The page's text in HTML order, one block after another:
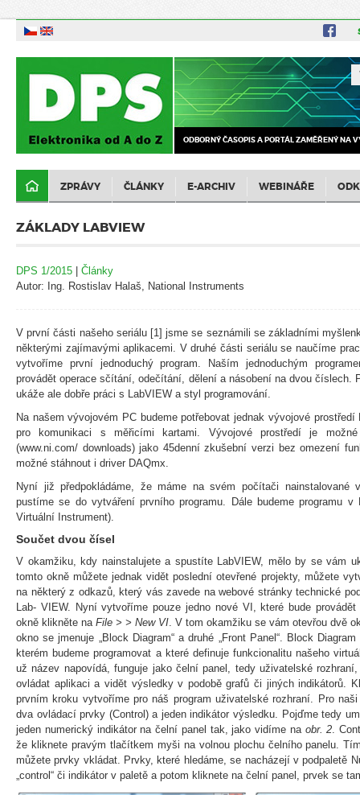
ODBORNÝ ČASOPIS A PORTÁL ZAMĚŘENÝ NA
ZPRÁVY ČLÁNKY E-ARCHIV WEBINÁŘE
ZÁKLADY LABVIEW
DPS 1/2015 | Články
Autor: Ing. Rostislav Halaš, National Instruments
V první části našeho seriálu [1] jsme se seznámili se základními
některými zajímavými aplikacemi. V druhé části seriálu se naučíme
vytvoříme první jednoduchý program. Naším jednoduchým
provádět operace sčítání, odečítání, dělení a násobení na dvou číslech.
ukáže ale dobře práci s LabVIEW a styl programování.
Na našem vývojovém PC budeme potřebovat jednak vývojové
pro komunikaci s měřicími kartami. Vývojové prostředí je
(www.ni.com/ downloads) jako 45denní zkušební verzi bez omezení
možné stáhnout i driver DAQmx.
Nyní již předpokládáme, že máme na svém počítači nainstalované
pustíme se do vytváření prvního programu. Dále budeme programu
Virtuální Instrument).
Součet dvou čísel
V okamžiku, kdy nainstalujete a spustíte LabVIEW, mělo by se vám
tomto okně můžete jednak vidět poslední otevřené projekty, můžete
na některý z odkazů, který vás zavede na webové stránky technické
Lab- VIEW. Nyní vytvoříme pouze jedno nové VI, které bude
okně klikněte na File > > New VI . V tom okamžiku se vám otevřou dvě
okno se jmenuje „Block Diagram“ a druhé „Front Panel“. Block
kterém budeme programovat a které definuje funkcionalitu našeho
už název napovídá, funguje jako čelní panel, tedy uživatelské
ovládat aplikaci a vidět výsledky v podobě grafů či jiných indikátorů.
prvním kroku vytvoříme pro náš program uživatelské rozhraní. Pro
dva ovládací prvky (Control) a jeden indikátor výsledku. Pojďme tedy
jeden numerický indikátor na čelní panel tak, jako vidíme na obr. 2 .
že kliknete pravým tlačítkem myši na volnou plochu čelního panelu.
můžete prvky vkládat. Prvky, které hledáme, se nacházejí v podpaletě
„control“ či indikátor v paletě a potom kliknete na čelní panel, prvek se